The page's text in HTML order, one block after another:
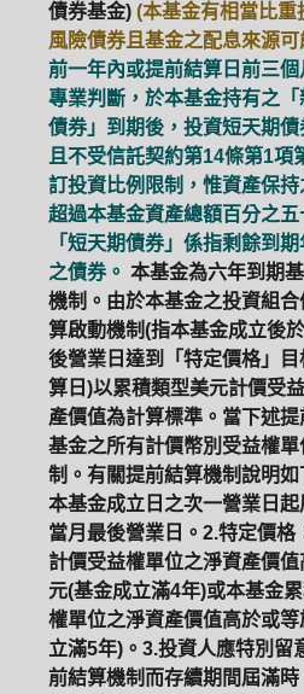
債券基金) (本基金有相當比重
風險債券且基金之配息來源
前一年內或提前結算日前三
專業判斷，於本基金持有之
債券」到期後，投資短天期債
且不受信託契約第14條第1項
訂投資比例限制，惟資產保
超過本基金資產總額百分之
「短天期債券」係指剩餘到
之債券。 本基金為六年到期
機制。由於本基金之投資組
算啟動機制(指本基金成立後
後營業日達到「特定價格」
算日)以累積類型美元計價受
產價值為計算標準。當下述
基金之所有計價幣別受益權
制。有關提前結算機制說明
本基金成立日之次一營業日
當月最後營業日。2.特定價格
計價受益權單位之淨資產價
元(基金成立滿4年)或本基金
權單位之淨資產價值高於或
立滿5年)。3.投資人應特別留
前結算機制而存續期間屆滿